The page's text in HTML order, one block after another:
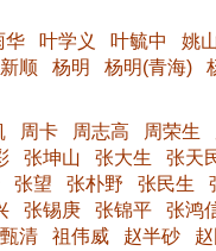
华 叶学义 叶毓中 姚
顺 杨明 杨明(青海)
周卡 周志高 周荣生
张坤山 张大生 张天
张望 张朴野 张民生
张锡庚 张锦平 张鸿
甄清 祖伟威 赵半砂